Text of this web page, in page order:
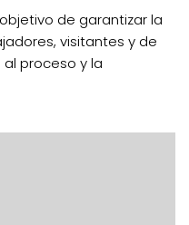
de garantizar la
visitantes y de
proceso y la